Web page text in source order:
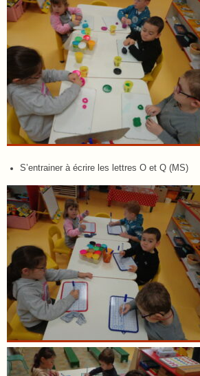
S’entrainer à écrire les lettres O et Q (MS)